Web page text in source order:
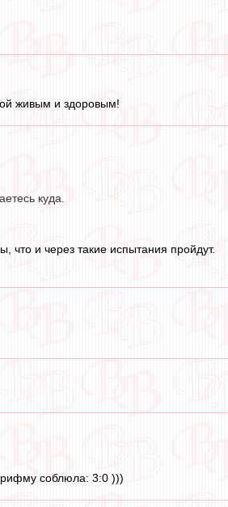
живым и здоровым!
куда.
что и через такие испытания пройдут.
рифму соблюла: 3:0 )))